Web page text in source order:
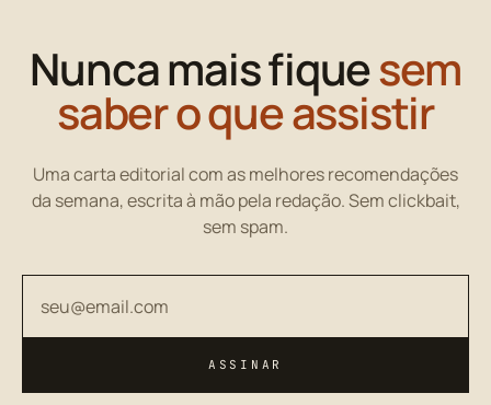
Nunca mais fiquesem
saber o que assistir
Uma carta editorial com as melhores recomendações
da semana, escrita à mão pela redação. Sem clickbait,
sem spam.
ASSINAR